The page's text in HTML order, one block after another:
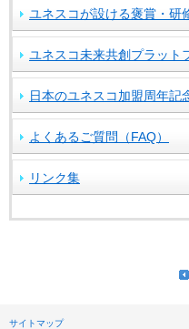
ユネスコが設ける褒賞・研
ユネスコ未来共創プラット
日本のユネスコ加盟周年記
よくあるご質問（FAQ）
リンク集
サイトマップ